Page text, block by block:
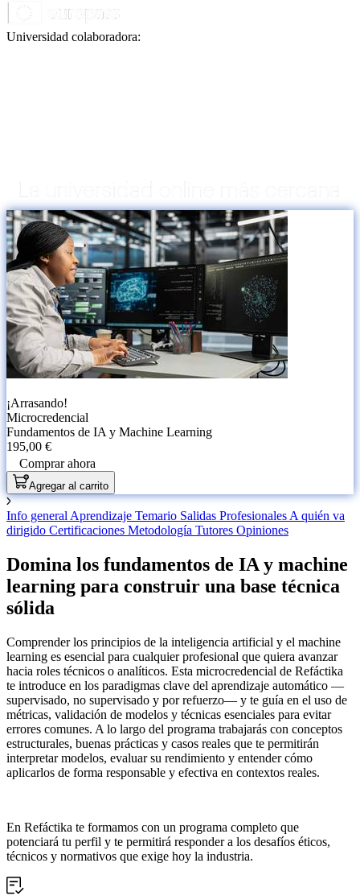
Universidad colaboradora:
¡Arrasando!
Microcredencial
Fundamentos de IA y Machine Learning
195,00 €
Comprar ahora
Agregar al carrito
Info general Aprendizaje Temario Salidas Profesionales A quién va
dirigido Certificaciones Metodología Tutores Opiniones
Domina los fundamentos de IA y machine
learning para construir una base técnica
sólida
Comprender los principios de la inteligencia artificial y el machine
learning es esencial para cualquier profesional que quiera avanzar
hacia roles técnicos o analíticos. Esta microcredencial de Refáctika
te introduce en los paradigmas clave del aprendizaje automático —
supervisado, no supervisado y por refuerzo— y te guía en el uso de
métricas, validación de modelos y técnicas esenciales para evitar
errores comunes. A lo largo del programa trabajarás con conceptos
estructurales, buenas prácticas y casos reales que te permitirán
interpretar modelos, evaluar su rendimiento y entender cómo
aplicarlos de forma responsable y efectiva en contextos reales.
En Refáctika te formamos con un programa completo que
potenciará tu perfil y te permitirá responder a los desafíos éticos,
técnicos y normativos que exige hoy la industria.